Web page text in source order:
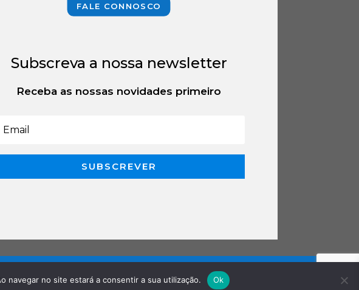
FALE CONNOSCO
Subscreva a nossa newsletter
Receba as nossas novidades primeiro
SUBSCREVER
navegar no site estará a consentir a sua utilização. Ok